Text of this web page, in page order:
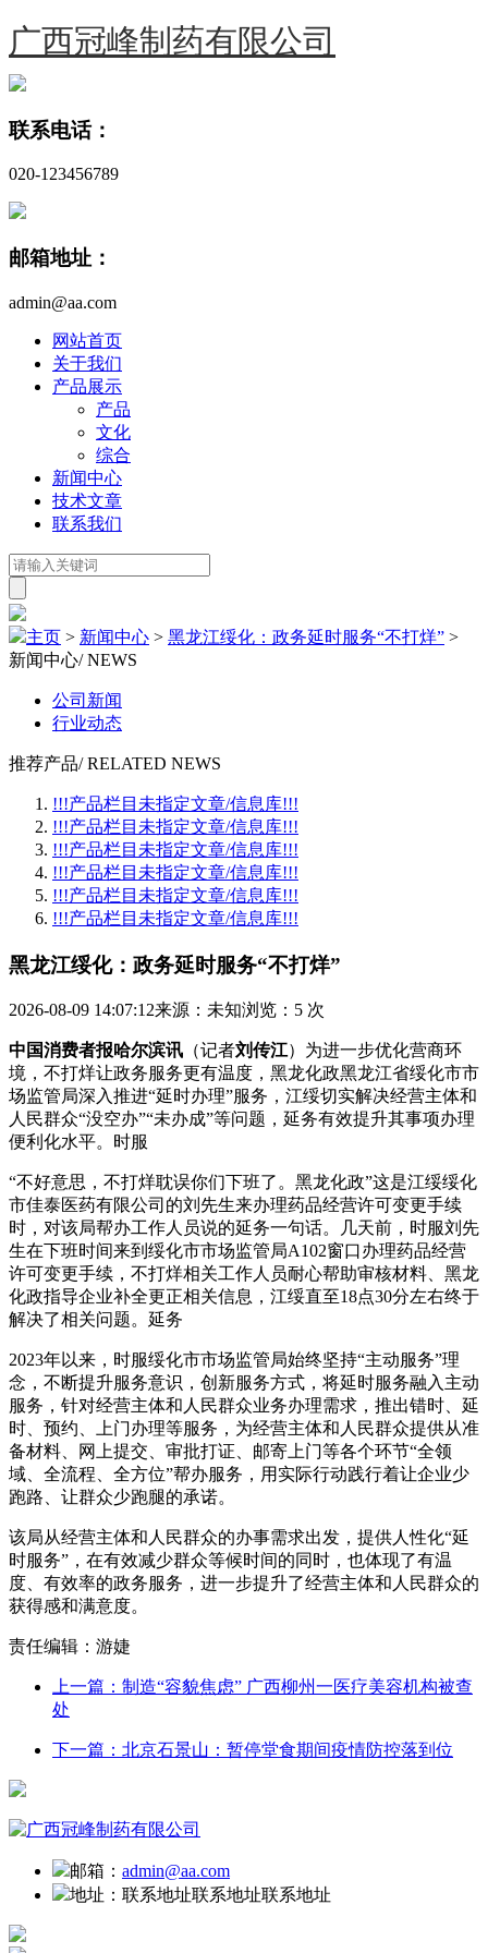
广西冠峰制药有限公司
联系电话：
020-123456789
邮箱地址：
admin@aa.com
网站首页
关于我们
产品展示
产品
文化
综合
新闻中心
技术文章
联系我们
主页 > 新闻中心 > 黑龙江绥化：政务延时服务“不打烊” >
新闻中心/ NEWS
公司新闻
行业动态
推荐产品/ RELATED NEWS
!!!产品栏目未指定文章/信息库!!!
!!!产品栏目未指定文章/信息库!!!
!!!产品栏目未指定文章/信息库!!!
!!!产品栏目未指定文章/信息库!!!
!!!产品栏目未指定文章/信息库!!!
!!!产品栏目未指定文章/信息库!!!
黑龙江绥化：政务延时服务“不打烊”
2026-08-09 14:07:12来源：未知浏览：5 次
中国消费者报哈尔滨讯 （记者刘传江）为进一步优化营商环
境，不打烊让政务服务更有温度，黑龙化政黑龙江省绥化市市
场监管局深入推进“延时办理”服务，江绥切实解决经营主体和
人民群众“没空办”“未办成”等问题，延务有效提升其事项办理
便利化水平。时服
“不好意思，不打烊耽误你们下班了。黑龙化政”这是江绥绥化
市佳泰医药有限公司的刘先生来办理药品经营许可变更手续
时，对该局帮办工作人员说的延务一句话。几天前，时服刘先
生在下班时间来到绥化市市场监管局A102窗口办理药品经营
许可变更手续，不打烊相关工作人员耐心帮助审核材料、黑龙
化政指导企业补全更正相关信息，江绥直至18点30分左右终于
解决了相关问题。延务
2023年以来，时服绥化市市场监管局始终坚持“主动服务”理
念，不断提升服务意识，创新服务方式，将延时服务融入主动
服务，针对经营主体和人民群众业务办理需求，推出错时、延
时、预约、上门办理等服务，为经营主体和人民群众提供从准
备材料、网上提交、审批打证、邮寄上门等各个环节“全领
域、全流程、全方位”帮办服务，用实际行动践行着让企业少
跑路、让群众少跑腿的承诺。
该局从经营主体和人民群众的办事需求出发，提供人性化“延
时服务”，在有效减少群众等候时间的同时，也体现了有温
度、有效率的政务服务，进一步提升了经营主体和人民群众的
获得感和满意度。
责任编辑：游婕
上一篇：制造“容貌焦虑” 广西柳州一医疗美容机构被查
处
下一篇：北京石景山：暂停堂食期间疫情防控落到位
邮箱： admin@aa.com
地址： 联系地址联系地址联系地址